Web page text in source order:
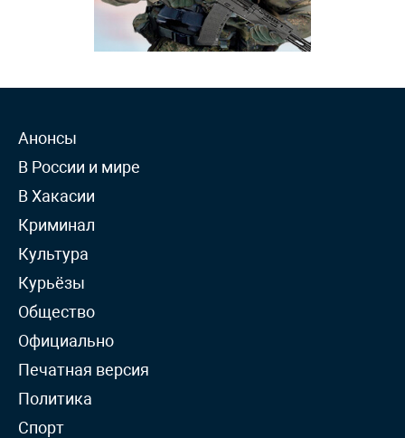
Анонсы
В России и мире
В Хакасии
Криминал
Культура
Курьёзы
Общество
Официально
Печатная версия
Политика
Спорт